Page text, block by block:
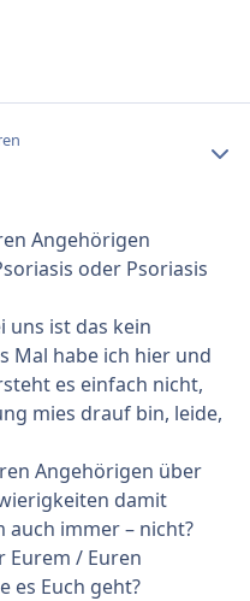
Angehörigen
oder Psoriasis
uns ist das kein
Mal habe ich hier und
es einfach nicht,
mies drauf bin, leide,
Angehörigen über
damit
auch immer – nicht?
Eurem / Euren
es Euch geht?